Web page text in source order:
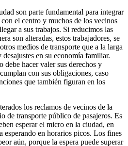
son parte fundamental para integrar
el centro y muchos de los vecinos
a sus trabajos. Si reducimos las
son alteradas, estos trabajadores, se
medios de transporte que a la larga
en su economía familiar.
debe hacer valer sus derechos y
con sus obligaciones, caso
que también figuran en los
los reclamos de vecinos de la
de transporte público de pasajeros. Es
esperar el micro en la ciudad, en
esperando en horarios picos. Los fines
aún, porque la espera puede superar